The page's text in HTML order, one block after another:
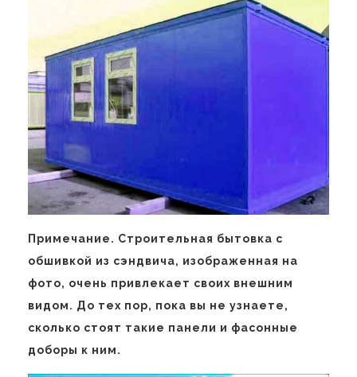
Примечание. Строительная бытовка с
обшивкой из сэндвича, изображенная на
фото, очень привлекает своих внешним
видом. До тех пор, пока вы не узнаете,
сколько стоят такие панели и фасонные
доборы к ним.